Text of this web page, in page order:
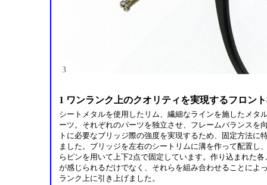
1 ワンランク上のクオリティを実現するフロン
シートメタルを使用したリム、繊細なラインを施したメタ
ーツ。それぞれのパーツを独立させ、フレームバランスを
トに必要なブリッジ際の強度を実現するため、固定方法に
ました。ブリッジを左右のシートリムに溝を作って配置し
らピンを用いて上下2点で固定しています。作り込まれた
が感じられるだけでなく、それらを組み合わせることによ
ランク上に引き上げました。